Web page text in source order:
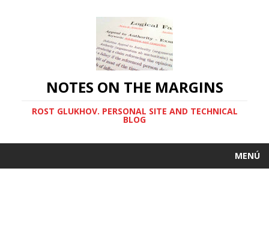
NOTES ON THE MARGINS
ROST GLUKHOV. PERSONAL SITE AND TECHNICAL
BLOG
MENÚ